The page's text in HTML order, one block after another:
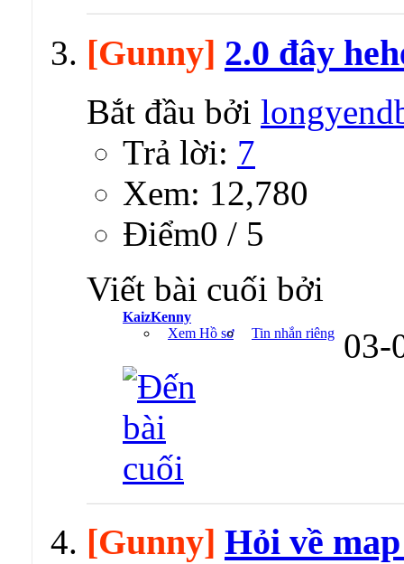
[Gunny] 2.0 đây
Bắt đầu bởi
Trả lời: 7
Xem: 12,780
Ðiểm0 / 5
Viết bài cuối bởi
KaizKenny
Xem Hồ sơ
Tin nhắn riêng 03-
[Gunny] Hỏi về